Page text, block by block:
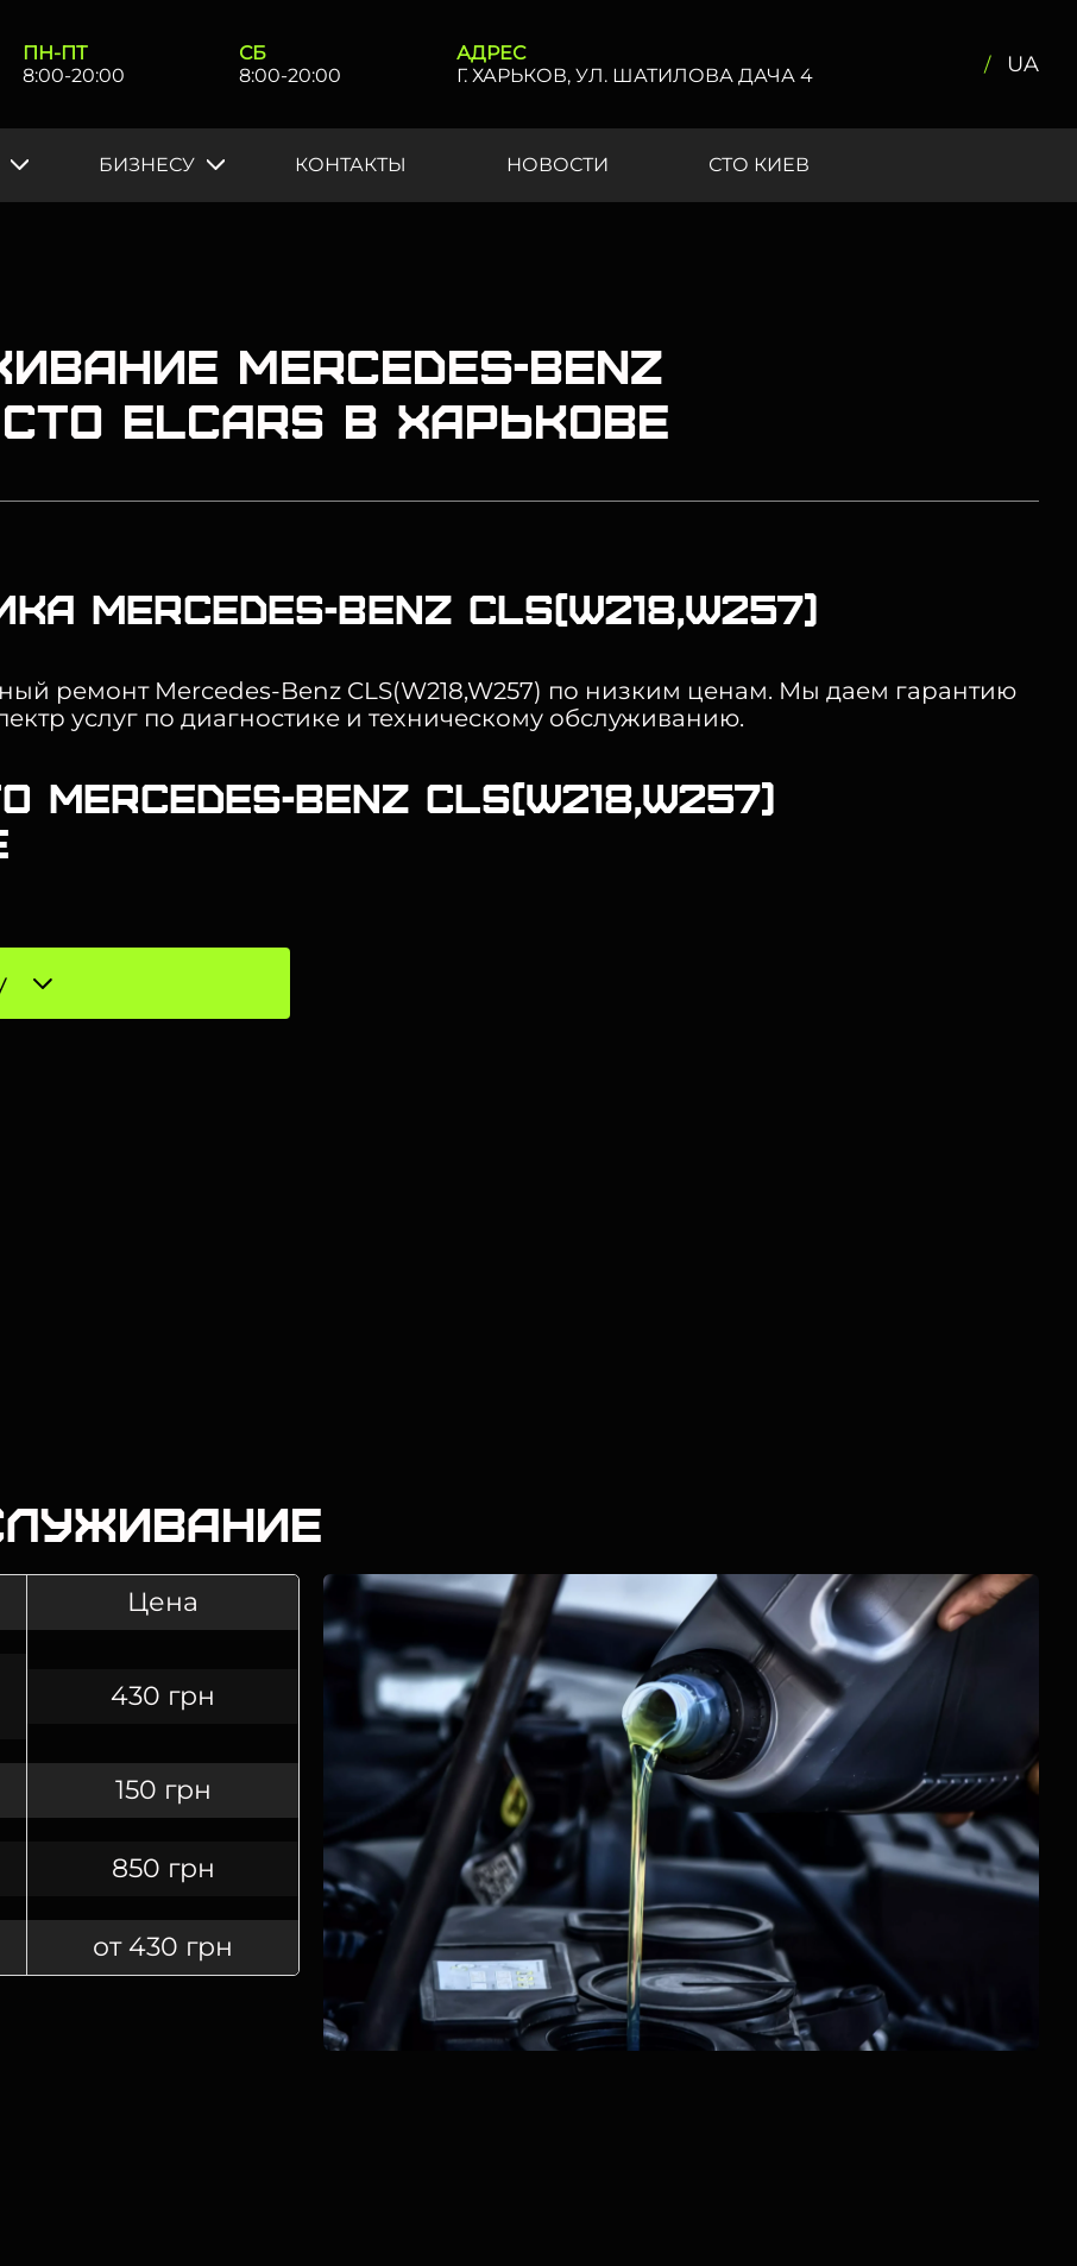
ПН-ПТ
8:00-20:00
СБ
8:00-20:00
АДРЕС
Г. ХАРЬКОВ, УЛ. ШАТИЛОВА ДАЧА 4
UA
БИЗНЕСУ КОНТАКТЫ НОВОСТИ СТО КИЕВ
Mercedes-Benz
СТО Elcars в Харькове
Mercedes-Benz CLS(W218,W257)
ремонт Mercedes-Benz CLS(W218,W257) по низким ценам. Мы даем гарантию
услуг по диагностике и техническому обслуживанию.
Benz CLS(W218,W257)
Цена
430 грн
150 грн
850 грн
от 430 грн